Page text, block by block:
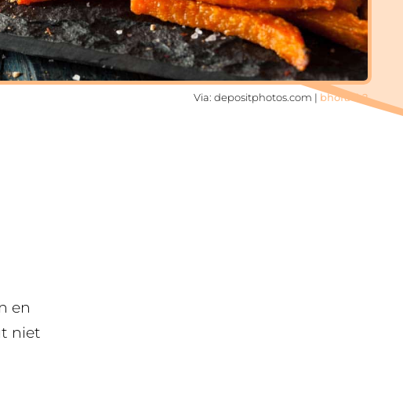
Via: depositphotos.com | bhofack2
en
niet